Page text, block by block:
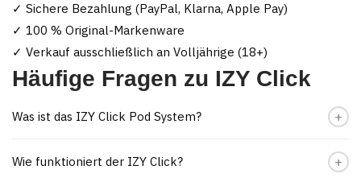
✓ Sichere Bezahlung (PayPal, Klarna, Apple Pay)
✓ 100 % Original-Markenware
✓ Verkauf ausschließlich an Volljährige (18+)
Häufige Fragen zu IZY Click
Was ist das IZY Click Pod System?
Wie funktioniert der IZY Click?